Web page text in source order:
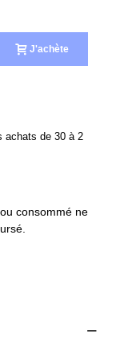
J'achète
achats de 30 à 2
consommé ne